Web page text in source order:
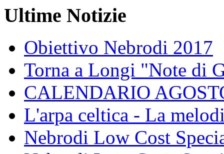
Ultime Notizie
Obiettivo Nebrodi 2017
Torna a Longi "Note di
CALENDARIO
L'arpa celtica - La
Nebrodi Low Cost